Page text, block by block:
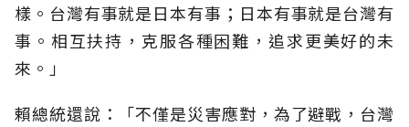
樣。台灣有事就是日本有事；日本有事就是台灣有
事。相互扶持，克服各種困難，追求更美好的未
來。」
賴總統還說：「不僅是災害應對，為了避戰，台灣